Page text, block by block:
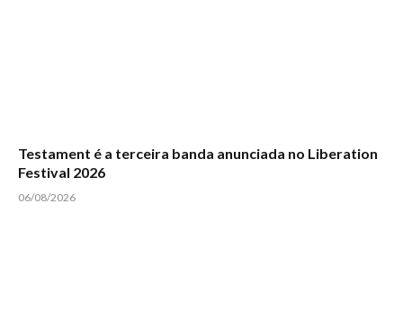
Testament é a terceira banda anunciada no Liberation
Festival 2026
06/08/2026